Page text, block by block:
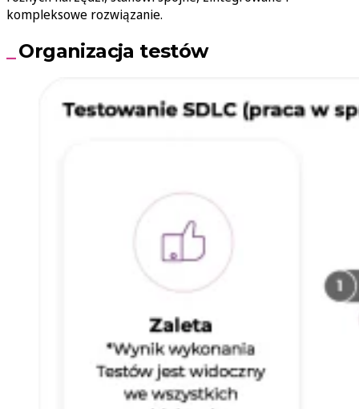
kompleksowe rozwiązanie.
Organizacja testów